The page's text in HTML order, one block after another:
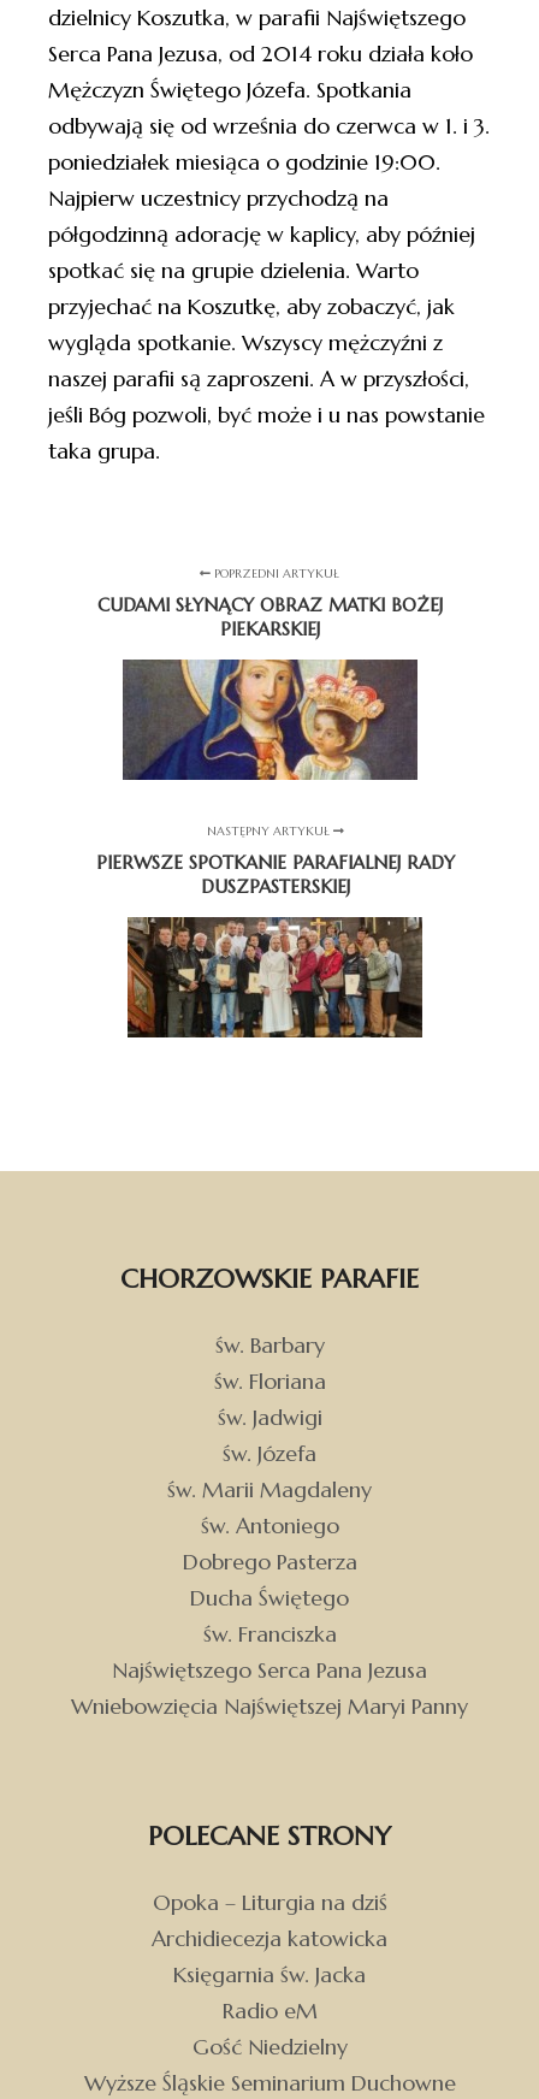
dzielnicy Koszutka, w parafii Najświętszego
Serca Pana Jezusa, od 2014 roku działa koło
Mężczyzn Świętego Józefa. Spotkania
odbywają się od września do czerwca w 1. i 3.
poniedziałek miesiąca o godzinie 19:00.
Najpierw uczestnicy przychodzą na
półgodzinną adorację w kaplicy, aby później
spotkać się na grupie dzielenia. Warto
przyjechać na Koszutkę, aby zobaczyć, jak
wygląda spotkanie. Wszyscy mężczyźni z
naszej parafii są zaproszeni. A w przyszłości,
jeśli Bóg pozwoli, być może i u nas powstanie
taka grupa.
POPRZEDNI ARTYKUŁ
CUDAMI SŁYNĄCY OBRAZ MATKI BOŻEJ
PIEKARSKIEJ
NASTĘPNY ARTYKUŁ
PIERWSZE SPOTKANIE PARAFIALNEJ RADY
DUSZPASTERSKIEJ
CHORZOWSKIE PARAFIE
św. Barbary
św. Floriana
św. Jadwigi
św. Józefa
św. Marii Magdaleny
św. Antoniego
Dobrego Pasterza
Ducha Świętego
św. Franciszka
Najświętszego Serca Pana Jezusa
Wniebowzięcia Najświętszej Maryi Panny
POLECANE STRONY
Opoka – Liturgia na dziś
Archidiecezja katowicka
Księgarnia św. Jacka
Radio eM
Gość Niedzielny
Wyższe Śląskie Seminarium Duchowne